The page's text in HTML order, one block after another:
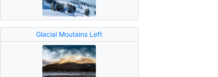
Glacial Moutains Left